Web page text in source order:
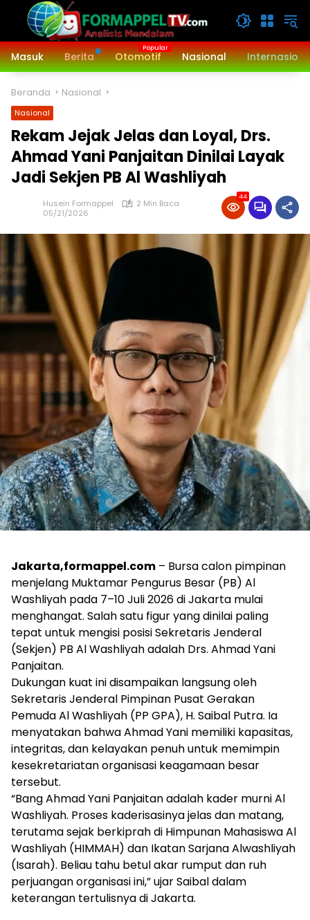
Langsung
konten
Masuk
Berita Otomotif Nasional
Beranda Nasional
Nasional
Rekam Jejak Jelas dan Loyal, Drs.
Ahmad Yani Panjaitan Dinilai Layak
Jadi Sekjen PB Al Washliyah
Husein Formappel
2 Min Baca
05/21/2026
44
Jakarta,formappel.com – Bursa calon pimpinan
menjelang Muktamar Pengurus Besar (PB) Al
Washliyah pada 7–10 Juli 2026 di Jakarta mulai
menghangat. Salah satu figur yang dinilai paling
tepat untuk mengisi posisi Sekretaris Jenderal
(Sekjen) PB Al Washliyah adalah Drs. Ahmad Yani
Panjaitan.
Dukungan kuat ini disampaikan langsung oleh
Sekretaris Jenderal Pimpinan Pusat Gerakan
Pemuda Al Washliyah (PP GPA), H. Saibal Putra. Ia
menyatakan bahwa Ahmad Yani memiliki kapasitas,
integritas, dan kelayakan penuh untuk memimpin
kesekretariatan organisasi keagamaan besar
tersebut.
“Bang Ahmad Yani Panjaitan adalah kader murni Al
Washliyah. Proses kaderisasinya jelas dan matang,
terutama sejak berkiprah di Himpunan Mahasiswa Al
Washliyah (HIMMAH) dan Ikatan Sarjana Alwashliyah
(Isarah). Beliau tahu betul akar rumput dan ruh
perjuangan organisasi ini,” ujar Saibal dalam
keterangan tertulisnya di Jakarta.